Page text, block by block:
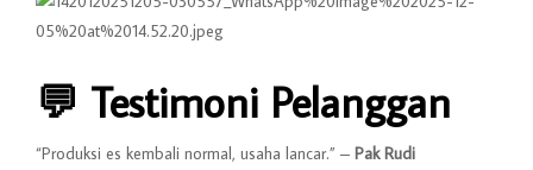
💬 Testimoni Pelanggan
“Produksi es kembali normal, usaha lancar.” – Pak Rudi